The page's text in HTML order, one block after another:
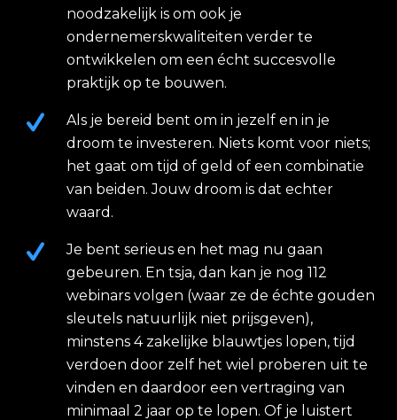
noodzakelijk is om ook je
ondernemerskwaliteiten verder te
ontwikkelen om een écht succesvolle
praktijk op te bouwen.
Als je bereid bent om in jezelf en in je
droom te investeren. Niets komt voor niets;
het gaat om tijd of geld of een combinatie
van beiden. Jouw droom is dat echter
waard.
Je bent serieus en het mag nu gaan
gebeuren. En tsja, dan kan je nog 112
webinars volgen (waar ze de échte gouden
sleutels natuurlijk niet prijsgeven),
minstens 4 zakelijke blauwtjes lopen, tijd
verdoen door zelf het wiel proberen uit te
vinden en daardoor een vertraging van
minimaal 2 jaar op te lopen. Of je luistert